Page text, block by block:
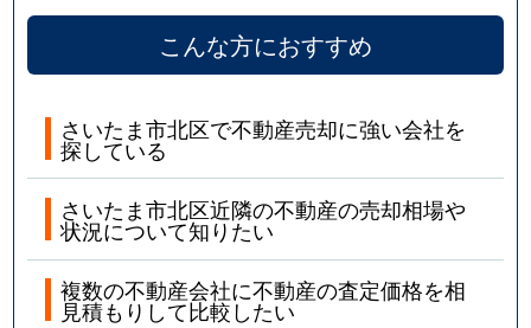
こんな方におすすめ
さいたま市北区で不動産売却に強い会社を
探している
さいたま市北区近隣の不動産の売却相場や
状況について知りたい
複数の不動産会社に不動産の査定価格を相
見積もりして比較したい